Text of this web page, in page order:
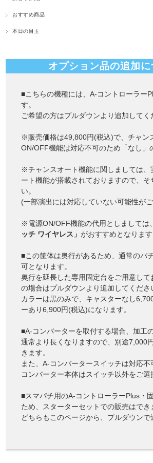
おすすめ商品
本日の目玉
オプション品の追加に
■こちらの機種には、A-コントローラー
す。
ご希望の方はプルダウンより追加してく
※販売価格は49,800円(税込)で、チャン
ON/OFF機能は対応不可のため「なし」
※チャンスオート機能に関しましては、
ート機能が搭載されておりますので、そ
い。
(一部演出には対応していない可能性がご
※電源ON/OFF機能の代用としましては、
ッチ ワイヤレス」がおすすめとなります
■この筐体は奥行があるため、通常のパ
可となります。
奥行を延長した専用固定台をご用意して
の場合はプルダウンより追加してくださ
カラーは黒のみで、キャスターなし
ーあり6,900円(税込)になります。
■A-コンバーターを取付する場合、加工
通常より長くなりますので、別途7,000
きます。
また、A-コンバータースイッチは対応
コンバーター本体はスイッチ以外をご選
■スマパチ用のA-コントローラーPlus・
ため、スターターセットでの販売はでき
どちらもこのページから、プルダウンで